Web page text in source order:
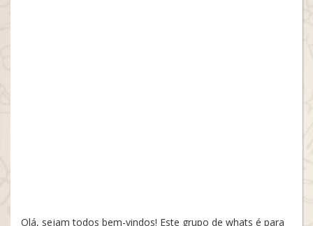
Olá, sejam todos bem-vindos! Este grupo de whats é para